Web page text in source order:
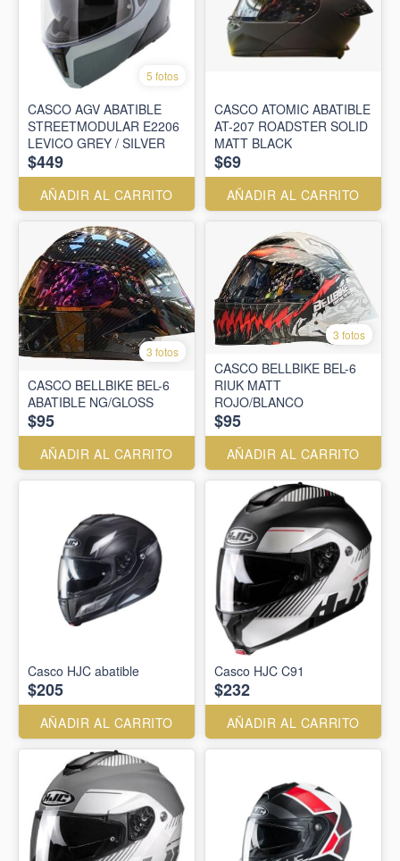
5 fotos
CASCO AGV ABATIBLE
STREETMODULAR E2206
LEVICO GREY / SILVER
$449
AÑADIR AL CARRITO
CASCO ATOMIC ABATIBLE
AT-207 ROADSTER SOLID
MATT BLACK
$69
AÑADIR AL CARRITO
3 fotos
CASCO BELLBIKE BEL-6
ABATIBLE NG/GLOSS
$95
AÑADIR AL CARRITO
3 fotos
CASCO BELLBIKE BEL-6
RIUK MATT
ROJO/BLANCO
$95
AÑADIR AL CARRITO
Casco HJC abatible
$205
AÑADIR AL CARRITO
Casco HJC C91
$232
AÑADIR AL CARRITO